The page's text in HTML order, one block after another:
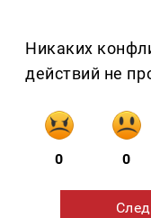
Никаких
действий не
0 0